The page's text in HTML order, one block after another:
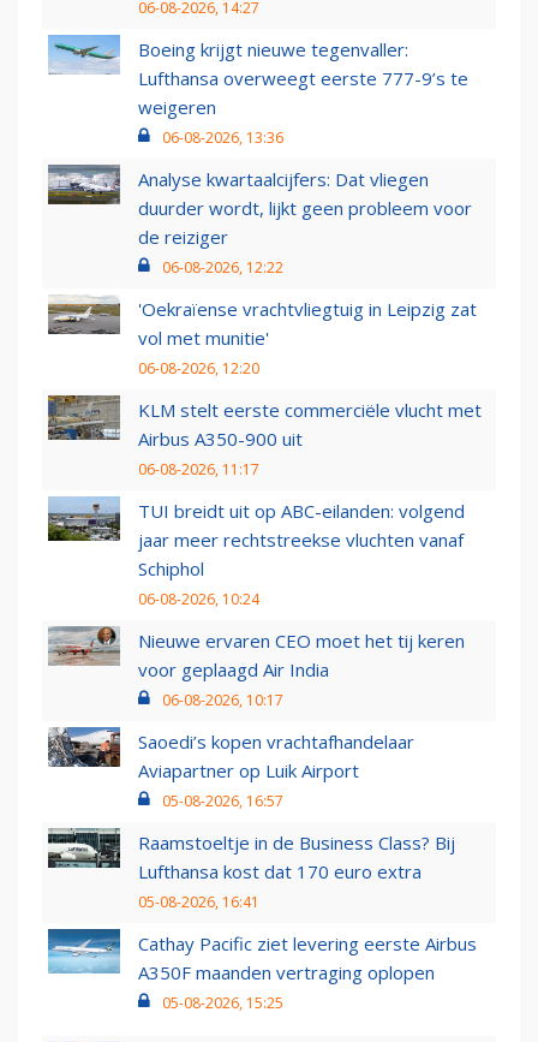
06-08-2026, 14:27
Boeing krijgt nieuwe tegenvaller:
Lufthansa overweegt eerste 777-9’s te
weigeren
06-08-2026, 13:36
Analyse kwartaalcijfers: Dat vliegen
duurder wordt, lijkt geen probleem voor
de reiziger
06-08-2026, 12:22
'Oekraïense vrachtvliegtuig in Leipzig zat
vol met munitie'
06-08-2026, 12:20
KLM stelt eerste commerciële vlucht met
Airbus A350-900 uit
06-08-2026, 11:17
TUI breidt uit op ABC-eilanden: volgend
jaar meer rechtstreekse vluchten vanaf
Schiphol
06-08-2026, 10:24
Nieuwe ervaren CEO moet het tij keren
voor geplaagd Air India
06-08-2026, 10:17
Saoedi’s kopen vrachtafhandelaar
Aviapartner op Luik Airport
05-08-2026, 16:57
Raamstoeltje in de Business Class? Bij
Lufthansa kost dat 170 euro extra
05-08-2026, 16:41
Cathay Pacific ziet levering eerste Airbus
A350F maanden vertraging oplopen
05-08-2026, 15:25